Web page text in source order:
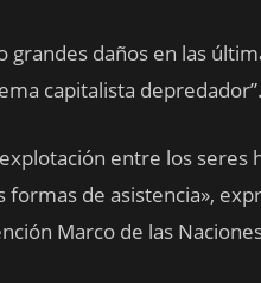
grandes daños en las
capitalista
entre los seres
formas de asistencia»,
Marco de las